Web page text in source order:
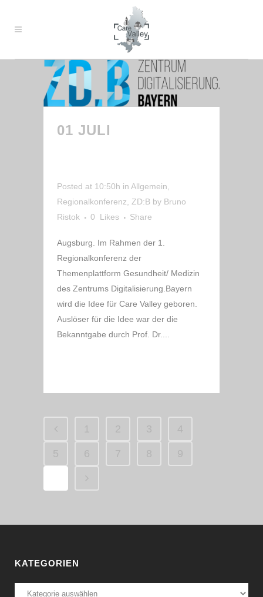
01 JULI
Posted at 10:50h in Allgemein,
Regionalkonferenz, ZD:B by Bruno
Ristok
0 Likes Share
Augsburg. Im Rahmen der 1.
Regionalkonferenz der
Themenplattform Gesundheit/ Medizin
des Zentrums Digitalisierung.Bayern
wird die Idee für Care Valley geboren.
Auslöser für die Idee war der die
Bekanntgabe durch Prof. Dr....
1 2 3 4
5 6 7 8 9
KATEGORIEN
Kategorien